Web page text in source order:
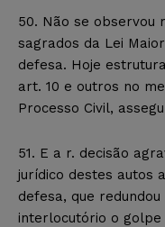
50. Não se observou
sagrados da Lei
defesa. Hoje
art. 10 e outros no
Processo Civil,
51. E a r. decisão
jurídico destes autos
defesa, que
interlocutório o golpe